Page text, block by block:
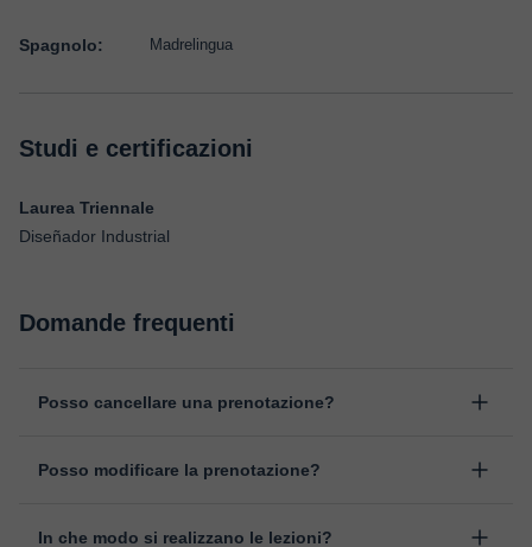
Spagnolo: Madrelingua
Studi e certificazioni
Laurea Triennale
Diseñador Industrial
Domande frequenti
Posso cancellare una prenotazione?
prima della lezione, indicando il motivo della cancellazione.
Posso modificare la prenotazione?
della lezione. Puoi farlo direttamente dalla tua area personale, in
In che modo si realizzano le lezioni?